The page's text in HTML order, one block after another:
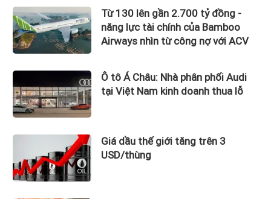
Từ 130 lên gần 2.700 tỷ đồng -
năng lực tài chính của Bamboo
Airways nhìn từ công nợ với ACV
Ô tô Á Châu: Nhà phân phối Audi
tại Việt Nam kinh doanh thua lỗ
Giá dầu thế giới tăng trên 3
USD/thùng